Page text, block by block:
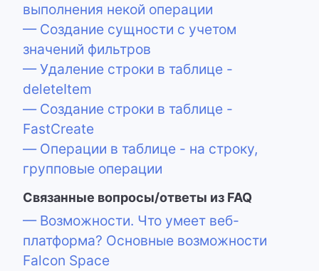
выполнения некой операции
— Создание сущности с учетом
значений фильтров
— Удаление строки в таблице -
deleteItem
— Создание строки в таблице -
FastCreate
— Операции в таблице - на строку,
групповые операции
Связанные вопросы/ответы из FAQ
— Возможности. Что умеет веб-
платформа? Основные возможности
Falcon Space